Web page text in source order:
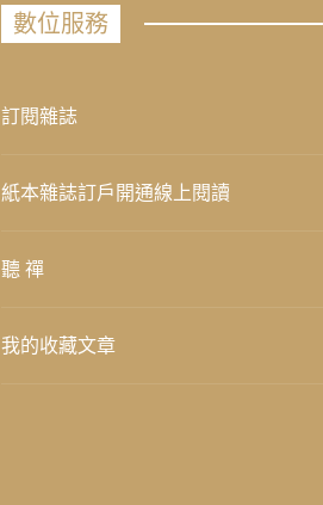
數位服務
訂閱雜誌
紙本雜誌訂戶開通線上閱讀
聽 禪
我的收藏文章